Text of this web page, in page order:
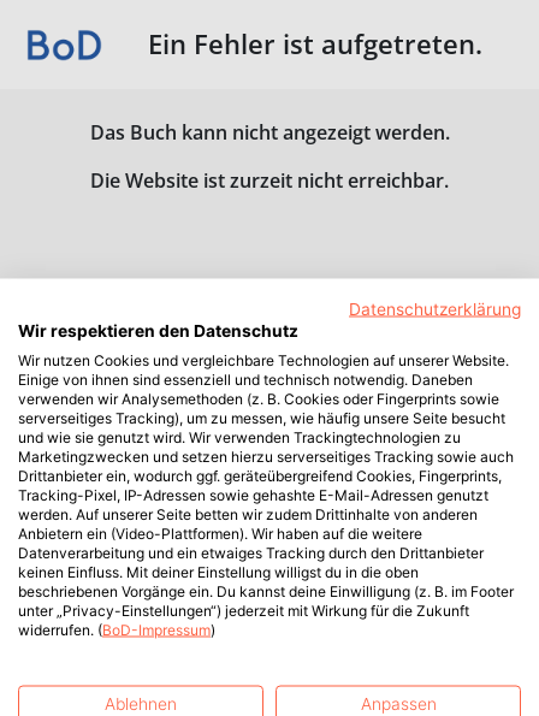
Ein Fehler ist aufgetreten.
Das Buch kann nicht angezeigt werden.
Die Website ist zurzeit nicht erreichbar.
Datenschutzerklärung
Wir respektieren den Datenschutz
Wir nutzen Cookies und vergleichbare Technologien auf unserer Website.
Einige von ihnen sind essenziell und technisch notwendig. Daneben
verwenden wir Analysemethoden (z. B. Cookies oder Fingerprints sowie
serverseitiges Tracking), um zu messen, wie häufig unsere Seite besucht
und wie sie genutzt wird. Wir verwenden Trackingtechnologien zu
Marketingzwecken und setzen hierzu serverseitiges Tracking sowie auch
Drittanbieter ein, wodurch ggf. geräteübergreifend Cookies, Fingerprints,
Tracking-Pixel, IP-Adressen sowie gehashte E-Mail-Adressen genutzt
werden. Auf unserer Seite betten wir zudem Drittinhalte von anderen
Anbietern ein (Video-Plattformen). Wir haben auf die weitere
Datenverarbeitung und ein etwaiges Tracking durch den Drittanbieter
keinen Einfluss. Mit deiner Einstellung willigst du in die oben
beschriebenen Vorgänge ein. Du kannst deine Einwilligung (z. B. im Footer
unter „Privacy-Einstellungen“) jederzeit mit Wirkung für die Zukunft
widerrufen. (BoD-Impressum)
Ablehnen Anpassen